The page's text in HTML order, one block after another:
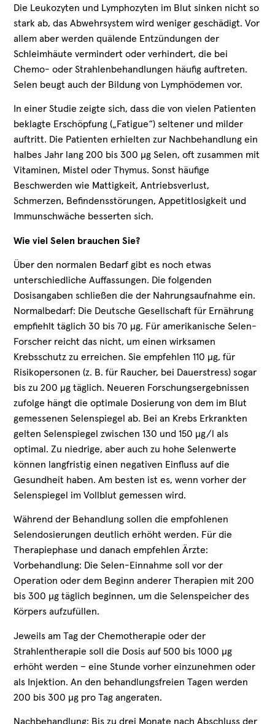
Die Leukozyten und Lymphozyten im Blut sinken nicht so
stark ab, das Abwehrsystem wird weniger geschädigt. Vor
allem aber werden quälende Entzündungen der
Schleimhäute vermindert oder verhindert, die bei
Chemo- oder Strahlenbehandlungen häufig auftreten.
Selen beugt auch der Bildung von Lymphödemen vor.
In einer Studie zeigte sich, dass die von vielen Patienten
beklagte Erschöpfung („Fatigue“) seltener und milder
auftritt. Die Patienten erhielten zur Nachbehandlung ein
halbes Jahr lang 200 bis 300 µg Selen, oft zusammen mit
Vitaminen, Mistel oder Thymus. Sonst häufige
Beschwerden wie Mattigkeit, Antriebsverlust,
Schmerzen, Befindensstörungen, Appetitlosigkeit und
Immunschwäche besserten sich.
Wie viel Selen brauchen Sie?
Über den normalen Bedarf gibt es noch etwas
unterschiedliche Auffassungen. Die folgenden
Dosisangaben schließen die der Nahrungsaufnahme ein.
Normalbedarf: Die Deutsche Gesellschaft für Ernährung
empfiehlt täglich 30 bis 70 µg. Für amerikanische Selen-
Forscher reicht das nicht, um einen wirksamen
Krebsschutz zu erreichen. Sie empfehlen 110 µg, für
Risikopersonen (z. B. für Raucher, bei Dauerstress) sogar
bis zu 200 µg täglich. Neueren Forschungsergebnissen
zufolge hängt die optimale Dosierung von dem im Blut
gemessenen Selenspiegel ab. Bei an Krebs Erkrankten
gelten Selenspiegel zwischen 130 und 150 µg/l als
optimal. Zu niedrige, aber auch zu hohe Selenwerte
können langfristig einen negativen Einfluss auf die
Gesundheit haben. Am besten ist es, wenn vorher der
Selenspiegel im Vollblut gemessen wird.
Während der Behandlung sollen die empfohlenen
Selendosierungen deutlich erhöht werden. Für die
Therapiephase und danach empfehlen Ärzte:
Vorbehandlung: Die Selen-Einnahme soll vor der
Operation oder dem Beginn anderer Therapien mit 200
bis 300 µg täglich beginnen, um die Selenspeicher des
Körpers aufzufüllen.
Jeweils am Tag der Chemotherapie oder der
Strahlentherapie soll die Dosis auf 500 bis 1000 µg
erhöht werden – eine Stunde vorher einzunehmen oder
als Injektion. An den behandlungsfreien Tagen werden
200 bis 300 µg pro Tag angeraten.
Nachbehandlung: Bis zu drei Monate nach Abschluss der